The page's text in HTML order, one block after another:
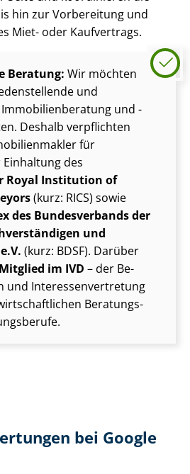
hin zur Vorbereitung und
Miet- oder Kaufvertrags.
Beratung: Wir möchten
und
und -
Deshalb verpflichten
für
des
Royal Institution of
(kurz: RICS) sowie
des Bundesverbands der
und
(kurz: BDSF). Darüber
Mitglied im IVD – der Be­
und In­ter­es­sen­ver­tre­tung
Beratungs-
bei Google